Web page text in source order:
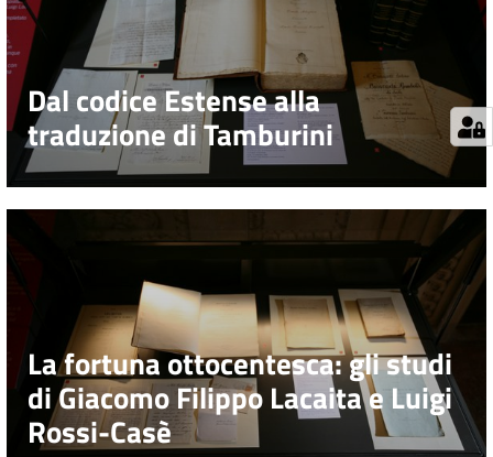
Dal codice Estense alla
traduzione di Tamburini
La fortuna ottocentesca: gli studi
di Giacomo Filippo Lacaita e Luigi
Rossi-Casè